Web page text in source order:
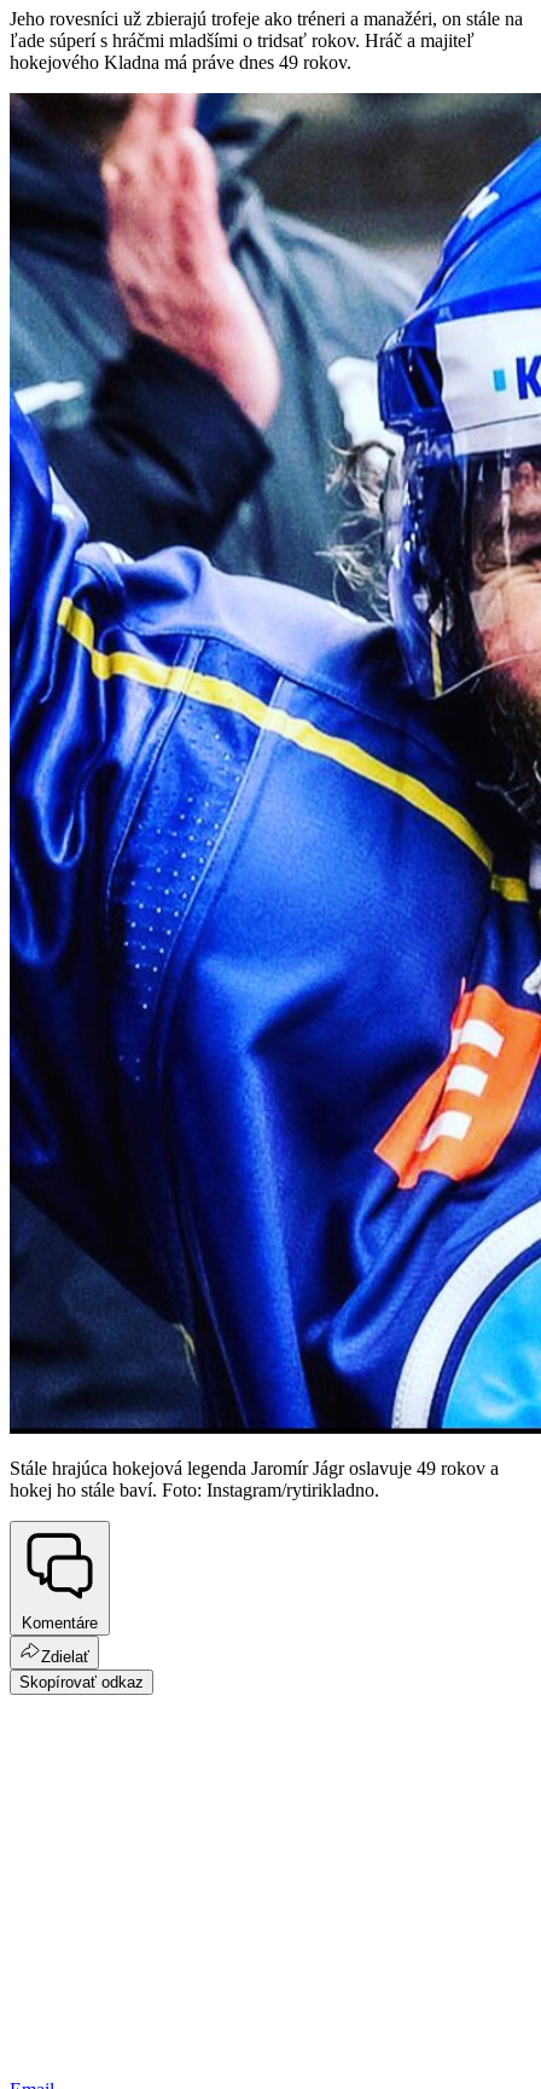
Jeho rovesníci už zbierajú trofeje ako tréneri a manažéri, on stále na
ľade súperí s hráčmi mladšími o tridsať rokov. Hráč a majiteľ
hokejového Kladna má práve dnes 49 rokov.
Stále hrajúca hokejová legenda Jaromír Jágr oslavuje 49 rokov a
hokej ho stále baví. Foto: Instagram/rytirikladno.
Komentáre
Zdielať
Skopírovať odkaz